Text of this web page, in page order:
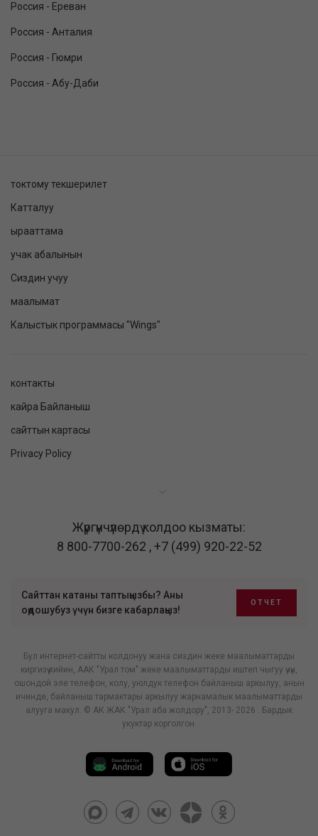
Россия - Ереван
Россия - Анталия
Россия - Гюмри
Россия - Абу-Даби
токтому текшерилет
Катталуу
ырааттама
учак абалынын
Сиздин учуу
маалымат
Калыстык программасы "Wings"
контакты
кайра Байланыш
сайттын картасы
Privacy Policy
Жүргүнчүлөрдү колдоо кызматы:
8 800-7700-262 ,+7 (499) 920-22-52
Сайттан катаны таптыңызбы? Аны
оңдошубуз үчүн бизге кабарлаңыз!
ОТЧЕТ
Бул интернет-сайтты колдонуу жана сиздин жеке маалыматтарды
киргизүү кийин, ААК "Урал том" жеке маалыматтарды иштеп чыгуу үчүн,
ошондой эле телефон, колу, уюлдук телефон байланыш аркылуу, анын
ичинде, байланыш тармактары аркылуу жарнамалык маалыматтарды
алууга макул. © АК ЖАК "Урал аба жолдору", 2013- 2026 . Бардык
укуктар корголгон.